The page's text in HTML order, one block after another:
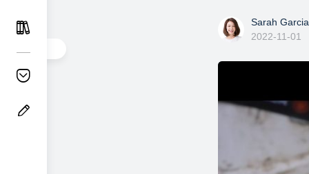
Sarah Garcia
2022-11-01